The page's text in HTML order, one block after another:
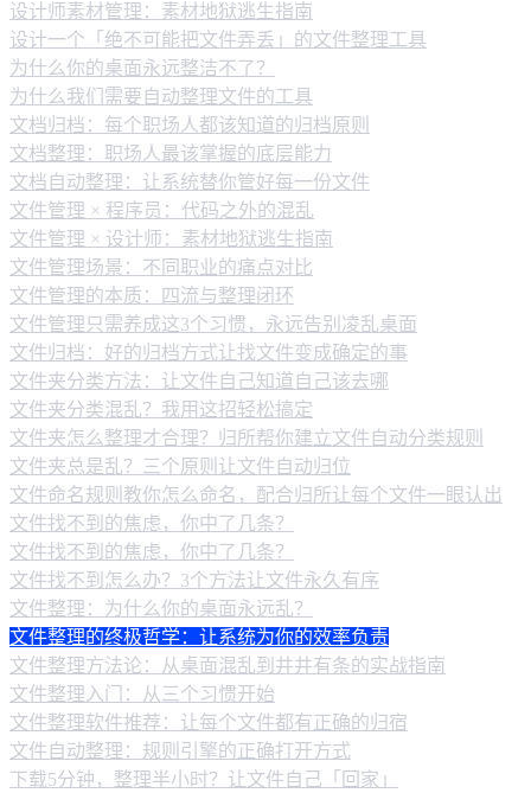
设计师素材管理：素材地狱逃生指南
设计一个「绝不可能把文件弄丢」的文件整理工具
为什么你的桌面永远整洁不了？
为什么我们需要自动整理文件的工具
文档归档：每个职场人都该知道的归档原则
文档整理：职场人最该掌握的底层能力
文档自动整理：让系统替你管好每一份文件
文件管理 × 程序员：代码之外的混乱
文件管理 × 设计师：素材地狱逃生指南
文件管理场景：不同职业的痛点对比
文件管理的本质：四流与整理闭环
文件管理只需养成这3个习惯，永远告别凌乱桌面
文件归档：好的归档方式让找文件变成确定的事
文件夹分类方法：让文件自己知道自己该去哪
文件夹分类混乱？我用这招轻松搞定
文件夹怎么整理才合理？归所帮你建立文件自动分类规则
文件夹总是乱？三个原则让文件自动归位
文件命名规则教你怎么命名，配合归所让每个文件一眼认出
文件找不到的焦虑，你中了几条？
文件找不到的焦虑，你中了几条？
文件找不到怎么办？3个方法让文件永久有序
文件整理：为什么你的桌面永远乱？
文件整理的终极哲学：让系统为你的效率负责
文件整理方法论：从桌面混乱到井井有条的实战指南
文件整理入门：从三个习惯开始
文件整理软件推荐：让每个文件都有正确的归宿
文件自动整理：规则引擎的正确打开方式
下载5分钟，整理半小时？让文件自己「回家」